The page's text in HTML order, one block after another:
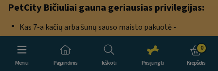
Meniu Pagrindinis Ieškoti Prisijungti
0
Krepšelis
PetCity Bičiuliai gauna geriausias privilegijas:
Kas 7-a kačių arba šunų sauso maisto pakuotė -
NEMOKAMAI
Kas 7-a kačių kraiko pakuotė - NEMOKAMAI